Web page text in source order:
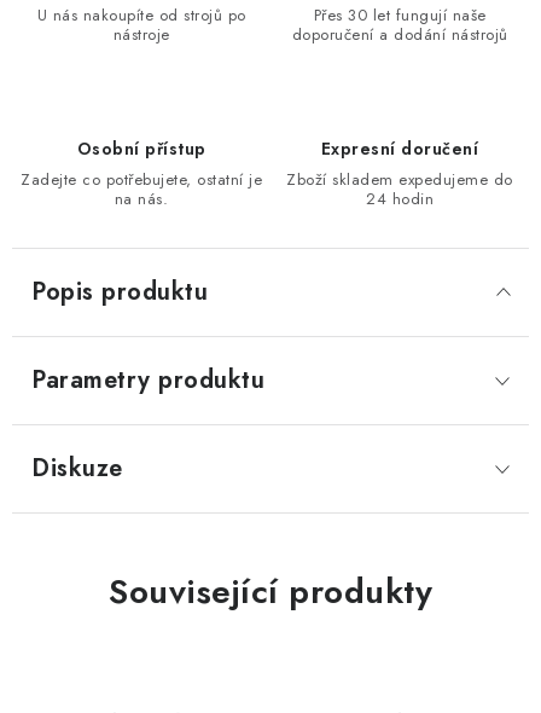
KONTAKTY
U nás nakoupíte od strojů po
nástroje
Přes 30 let fungují naše
doporučení a dodání nástrojů
Osobní přístup
Zadejte co potřebujete, ostatní je
na nás.
Expresní doručení
Zboží skladem expedujeme do
24 hodin
Popis produktu
Parametry produktu
Diskuze
Související produkty